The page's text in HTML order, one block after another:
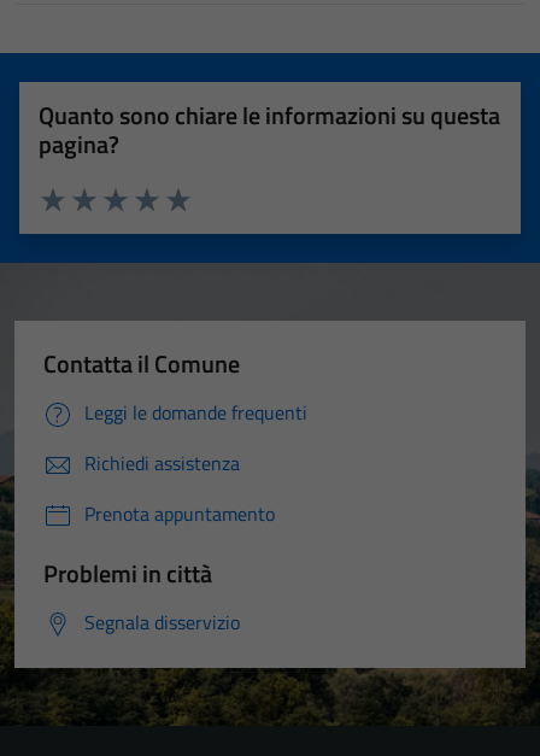
Quanto sono chiare le informazioni su questa
pagina?
Valuta 5 stelle su 5
Valuta 4 stelle su 5
Valuta 3 stelle su 5
Valuta 2 stelle su 5
Valuta 1 stelle su 5
Contatta il Comune
Leggi le domande frequenti
Richiedi assistenza
Prenota appuntamento
Problemi in città
Segnala disservizio